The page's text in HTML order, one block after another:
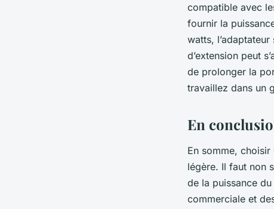
compatible avec
fournir la
watts,
d’extension peut
de prolonger la
travaillez dans un
En
En somme,
légère. Il faut non
de la puissance
commerciale et